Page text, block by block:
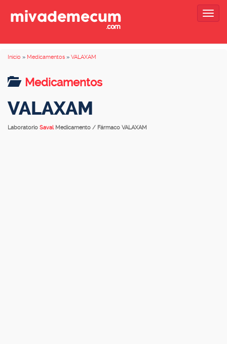
Inicio » Medicamentos » VALAXAM
Medicamentos
VALAXAM
Laboratorio Saval Medicamento / Fármaco VALAXAM